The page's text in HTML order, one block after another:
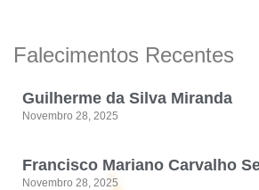
Falecimentos Recentes
Guilherme da Silva Miranda
Novembro 28, 2025
Francisco Mariano Carvalho
Novembro 28, 2025